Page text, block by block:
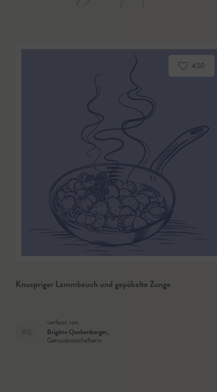
4.50
Knuspriger Lammbauch und gepökelte Zunge
verfasst von
Brigitte Quehenberger,
Genussbotschafterin